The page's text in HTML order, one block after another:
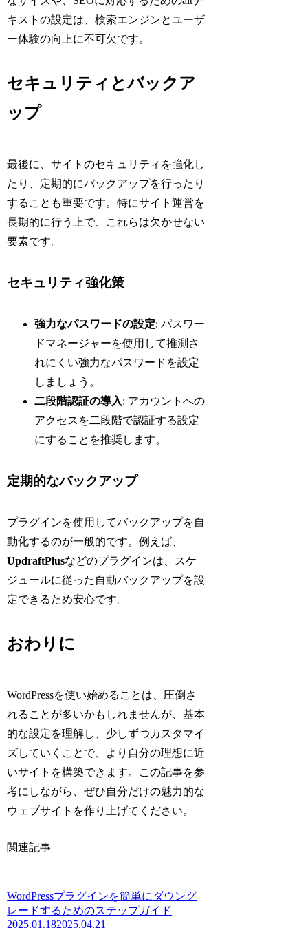
キストの設定は、検索エンジンとユーザ
ー体験の向上に不可欠です。
セキュリティとバックア
ップ
最後に、サイトのセキュリティを強化し
たり、定期的にバックアップを行ったり
することも重要です。特にサイト運営を
長期的に行う上で、これらは欠かせない
要素です。
セキュリティ強化策
強力なパスワードの設定: パスワー
ドマネージャーを使用して推測さ
れにくい強力なパスワードを設定
しましょう。
二段階認証の導入: アカウントへの
アクセスを二段階で認証する設定
にすることを推奨します。
定期的なバックアップ
プラグインを使用してバックアップを自
動化するのが一般的です。例えば、
UpdraftPlusなどのプラグインは、スケ
ジュールに従った自動バックアップを設
定できるため安心です。
おわりに
WordPressを使い始めることは、圧倒さ
れることが多いかもしれませんが、基本
的な設定を理解し、少しずつカスタマイ
ズしていくことで、より自分の理想に近
いサイトを構築できます。この記事を参
考にしながら、ぜひ自分だけの魅力的な
ウェブサイトを作り上げてください。
関連記事
WordPressプラグインを簡単にダウング
レードするためのステップガイド
2025.01.182025.04.21